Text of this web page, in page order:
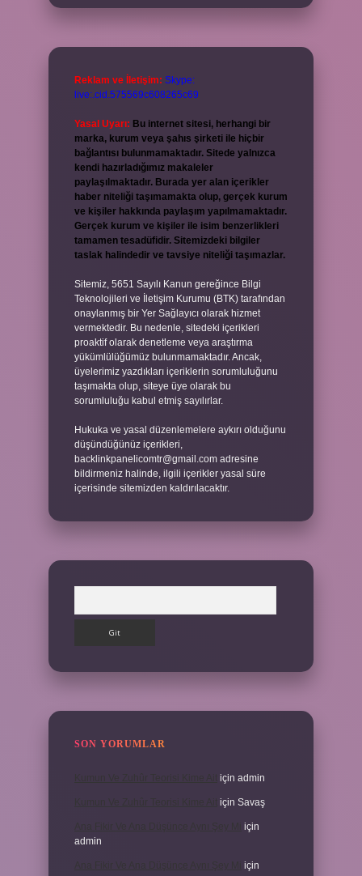
Reklam ve İletişim: Skype:
live:.cid.575569c608265c69
Yasal Uyarı: Bu internet sitesi, herhangi bir
marka, kurum veya şahıs şirketi ile hiçbir
bağlantısı bulunmamaktadır. Sitede yalnızca
kendi hazırladığımız makaleler
paylaşılmaktadır. Burada yer alan içerikler
haber niteliği taşımamakta olup, gerçek kurum
ve kişiler hakkında paylaşım yapılmamaktadır.
Gerçek kurum ve kişiler ile isim benzerlikleri
tamamen tesadüfidir. Sitemizdeki bilgiler
taslak halindedir ve tavsiye niteliği taşımazlar.
Sitemiz, 5651 Sayılı Kanun gereğince Bilgi
Teknolojileri ve İletişim Kurumu (BTK) tarafından
onaylanmış bir Yer Sağlayıcı olarak hizmet
vermektedir. Bu nedenle, sitedeki içerikleri
proaktif olarak denetleme veya araştırma
yükümlülüğümüz bulunmamaktadır. Ancak,
üyelerimiz yazdıkları içeriklerin sorumluluğunu
taşımakta olup, siteye üye olarak bu
sorumluluğu kabul etmiş sayılırlar.
Hukuka ve yasal düzenlemelere aykırı olduğunu
düşündüğünüz içerikleri,
backlinkpanelicomtr@gmail.com adresine
bildirmeniz halinde, ilgili içerikler yasal süre
içerisinde sitemizden kaldırılacaktır.
SON YORUMLAR
için admin
için Savaş
için
admin
için